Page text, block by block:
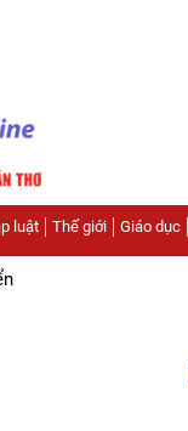
luật Thế giới Giáo dục